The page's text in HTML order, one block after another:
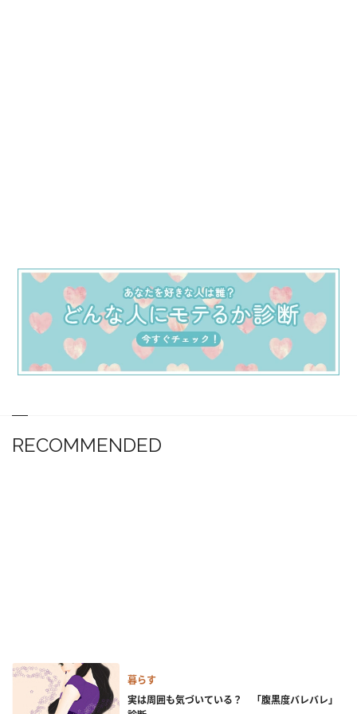
RECOMMENDED
暮らす
実は周囲も気づいている？ 「腹黒度バレバレ」